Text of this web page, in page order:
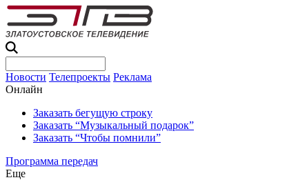
Новости Телепроекты Реклама
Онлайн
Заказать бегущую строку
Заказать “Музыкальный подарок”
Заказать “Чтобы помнили”
Программа передач
Еще